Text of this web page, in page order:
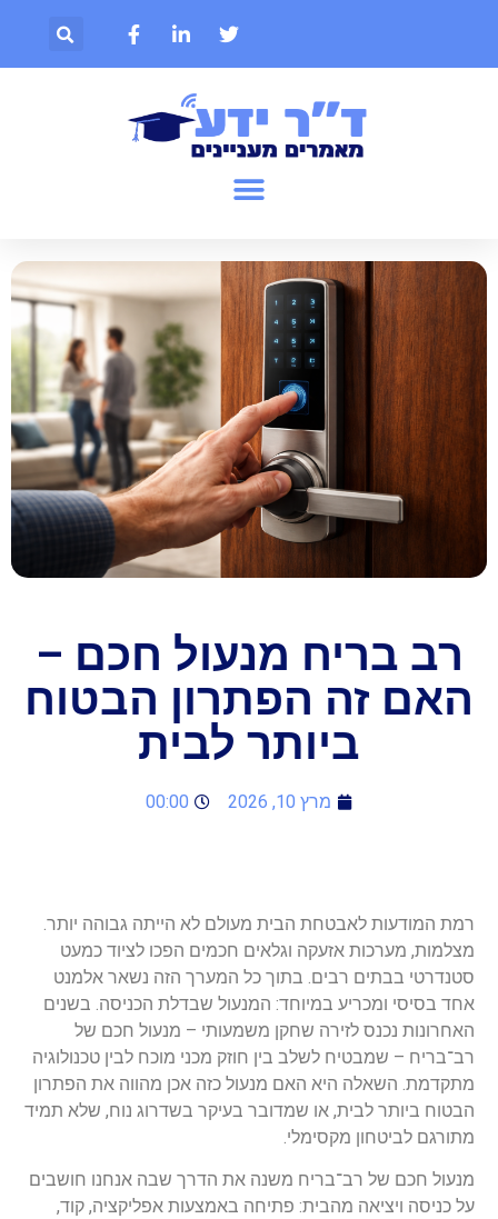
רב בריח מנעול חכם –
זה הפתרון הבטוח
ביותר לבית
מרץ 10, 2026 00:00
המודעות לאבטחת הבית מעולם לא הייתה גבוהה יותר.
מערכות אזעקה וגלאים חכמים הפכו לציוד כמעט
בבתים רבים. בתוך כל המערך הזה נשאר אלמנט
בסיסי ומכריע במיוחד: המנעול שבדלת הכניסה. בשנים
נכנס לזירה שחקן משמעותי – מנעול חכם של
– שמבטיח לשלב בין חוזק מכני מוכח לבין טכנולוגיה
השאלה היא האם מנעול כזה אכן מהווה את הפתרון
ביותר לבית, או שמדובר בעיקר בשדרוג נוח, שלא תמיד
לביטחון מקסימלי.
חכם של רב־בריח משנה את הדרך שבה אנחנו חושבים
כניסה ויציאה מהבית: פתיחה באמצעות אפליקציה, קוד,